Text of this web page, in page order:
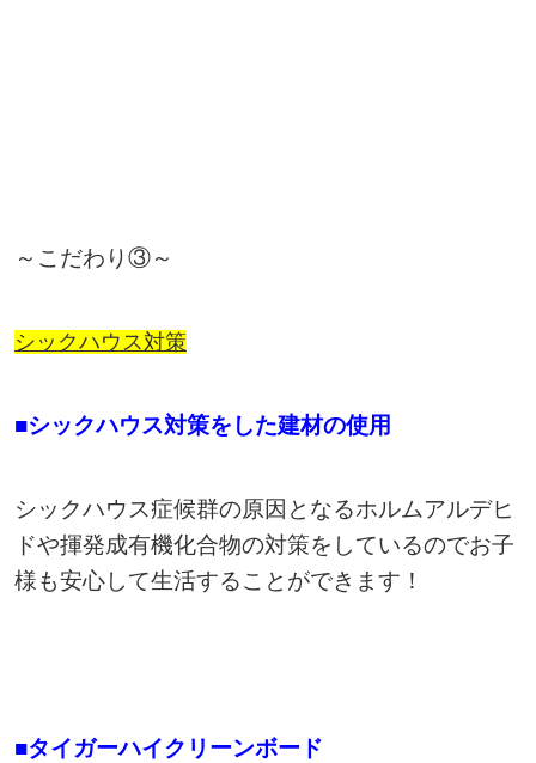
～こだわり③～
シックハウス対策
■シックハウス対策をした建材の使用
シックハウス症候群の原因となるホルムアルデヒ
ドや揮発成有機化合物の対策をしているのでお子
様も安心して生活することができます！
■タイガーハイクリーンボード